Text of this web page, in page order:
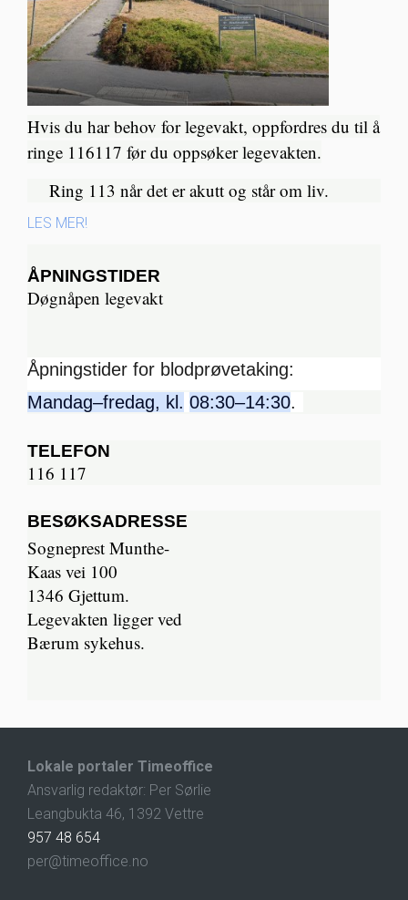
Hvis du har behov for legevakt, oppfordres du til å
ringe 116117 før du oppsøker legevakten.
Ring 113 når det er akutt og står om liv.​
LES MER!
ÅPNINGSTIDER
Døgnåpen legevakt
Åpningstider for blodprøvetaking:
Mandag–fredag, kl. 08:30–14:30.
TELEFON
116 117
BESØKSADRESSE
Sogneprest Munthe-
Kaas vei 100
1346 Gjettum.
Legevakten ligger ved
Bærum sykehus.
Lokale portaler Timeoffice
Ansvarlig redaktør: Per Sørlie
Leangbukta 46, 1392 Vettre
957 48 654
per@timeoffice.no